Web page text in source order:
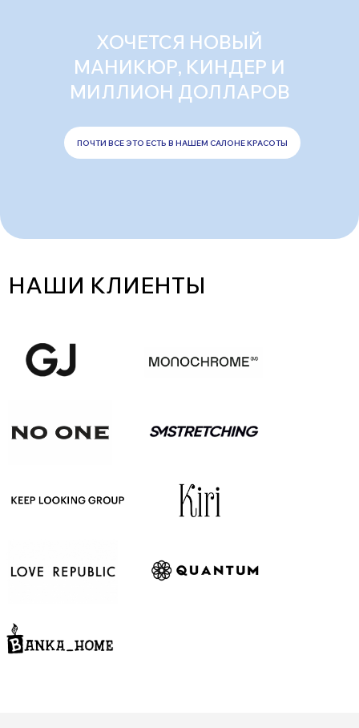
ХОЧЕТСЯ НОВЫЙ
МАНИКЮР, КИНДЕР И
МИЛЛИОН ДОЛЛАРОВ
ПОЧТИ ВСЕ ЭТО ЕСТЬ В НАШЕМ САЛОНЕ КРАСОТЫ
НАШИ КЛИЕНТЫ